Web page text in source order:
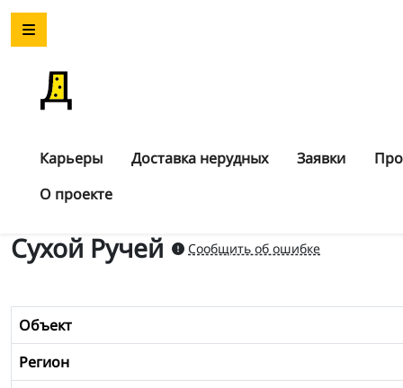
Карьеры Доставка нерудных Заявки
О проекте
Сухой Ручей Сообщить об ошибке
Объект
Регион